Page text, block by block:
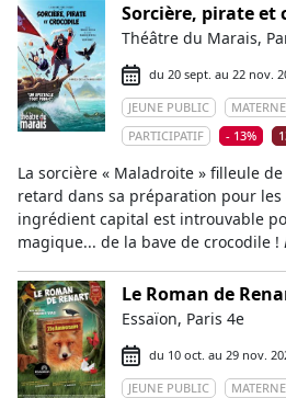
Sorcière, pirate et
Théâtre du Marais,
du 20 sept. au 22 nov.
JEUNE PUBLIC
PARTICIPATIF
- 13%
La sorcière « Maladroite » filleule
retard dans sa préparation pour les
ingrédient capital est introuvable
magique... de la bave de crocodile !
Le Roman de
Essaïon, Paris 4e
du 10 oct. au 29 nov.
JEUNE PUBLIC